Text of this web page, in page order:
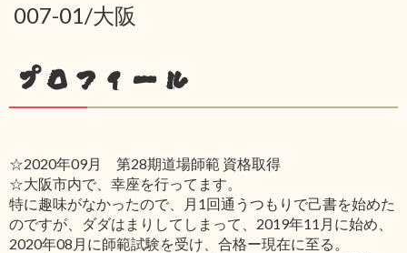
007-01/大阪
プロフィール
☆2020年09月 第28期道場師範 資格取得
☆大阪市内で、幸座を行ってます。
特に趣味がなかったので、月1回通うつもりで己書を始めた
のですが、ダダはまりしてしまって、2019年11月に始め、
2020年08月に師範試験を受け、合格ー現在に至る。